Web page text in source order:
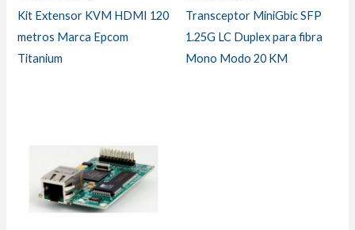
Kit Extensor KVM HDMI 120
metros Marca Epcom
Titanium
Transceptor MiniGbic SFP
1.25G LC Duplex para fibra
Mono Modo 20 KM